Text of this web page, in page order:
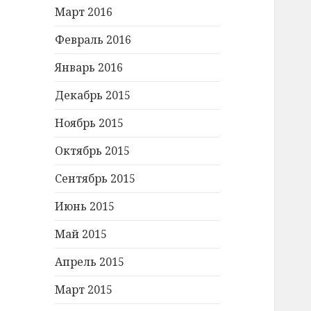
Март 2016
Февраль 2016
Январь 2016
Декабрь 2015
Ноябрь 2015
Октябрь 2015
Сентябрь 2015
Июнь 2015
Май 2015
Апрель 2015
Март 2015